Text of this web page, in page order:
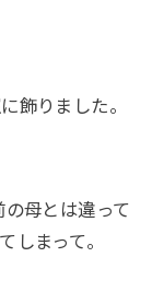
飾りました。
母とは違って
しまって。